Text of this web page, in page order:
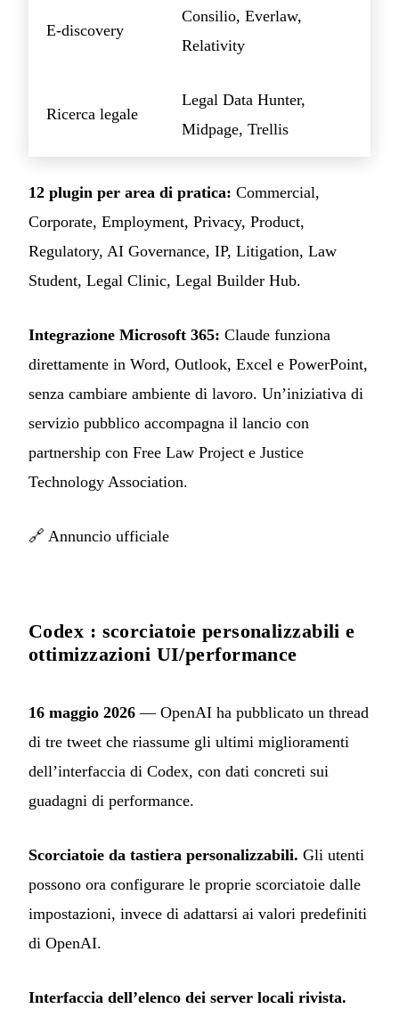
E-discovery
Consilio, Everlaw,
Relativity
Ricerca legale
Legal Data Hunter,
Midpage, Trellis
12 plugin per area di pratica: Commercial,
Corporate, Employment, Privacy, Product,
Regulatory, AI Governance, IP, Litigation, Law
Student, Legal Clinic, Legal Builder Hub.
Integrazione Microsoft 365: Claude funziona
direttamente in Word, Outlook, Excel e PowerPoint,
senza cambiare ambiente di lavoro. Un’iniziativa di
servizio pubblico accompagna il lancio con
partnership con Free Law Project e Justice
Technology Association.
🔗 Annuncio ufficiale
Codex : scorciatoie personalizzabili e
ottimizzazioni UI/performance
16 maggio 2026 — OpenAI ha pubblicato un thread
di tre tweet che riassume gli ultimi miglioramenti
dell’interfaccia di Codex, con dati concreti sui
guadagni di performance.
Scorciatoie da tastiera personalizzabili. Gli utenti
possono ora configurare le proprie scorciatoie dalle
impostazioni, invece di adattarsi ai valori predefiniti
di OpenAI.
Interfaccia dell’elenco dei server locali rivista.